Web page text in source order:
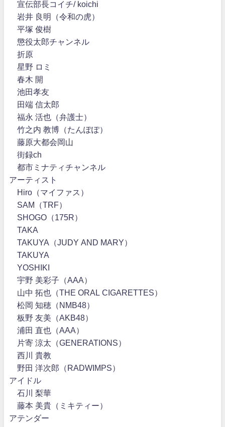
宣伝部長コイチ/ koichi
岩井 良明（令和の虎）
平塚 俊樹
懲役太郎チャンネル
折原
星野 ロミ
春木 開
池田孝友
田端 信太郎
福永 活也（弁護士）
竹之内 教博（たんぽぽ）
藤原大都会岡山
街録ch
都市ミナティチャンネル
アーティスト
Hiro（マイファス）
SAM（TRF）
SHOGO（175R）
TAKA
TAKUYA（JUDY AND MARY）
TAKUYA∞
YOSHIKI
宇野 美彩子（AAA）
山中 拓也（THE ORAL CIGARETTES）
松岡 知穂（NMB48）
板野 友美（AKB48）
浦田 直也（AAA）
片寄 涼太（GENERATIONS）
西川 貴教
野田 洋次郎（RADWIMPS）
アイドル
石川 梨華
藤本 美貴（ミキティー）
アテンダー